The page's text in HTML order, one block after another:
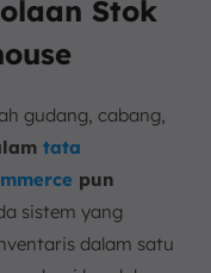
Stok
gudang, cabang,
tata
pun
sistem yang
dalam satu